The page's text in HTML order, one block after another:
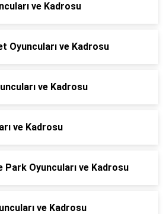
ve Kadrosu
Oyuncuları ve Kadrosu
ve Kadrosu
ve Kadrosu
Park Oyuncuları ve Kadrosu
ve Kadrosu